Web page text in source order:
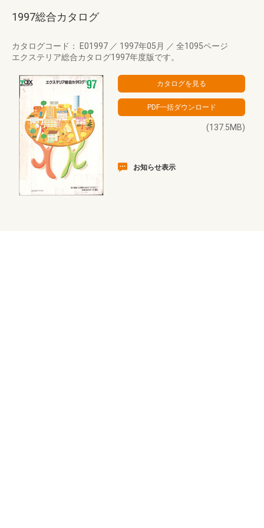
1997総合カタログ
カタログコード： E01997 ／ 1997年05月 ／ 全1095ページ
エクステリア総合カタログ1997年度版です。
(137.5MB)
お知らせ表示